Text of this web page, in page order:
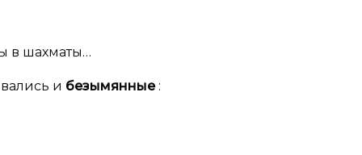
в шахматы…
и безымянные :